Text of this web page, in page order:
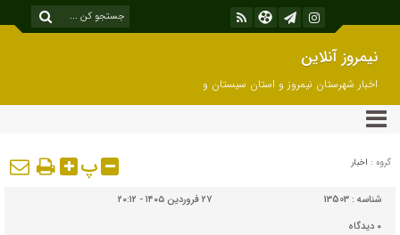
نیمروز آنلاین
اخبار شهرستان نیمروز و استان سیستان و
بلوچستان
گروه : اخبار پ
شناسه : 13503
۲۷ فروردین ۱۴۰۵ - ۲۰:۱۲
۰ دیدگاه